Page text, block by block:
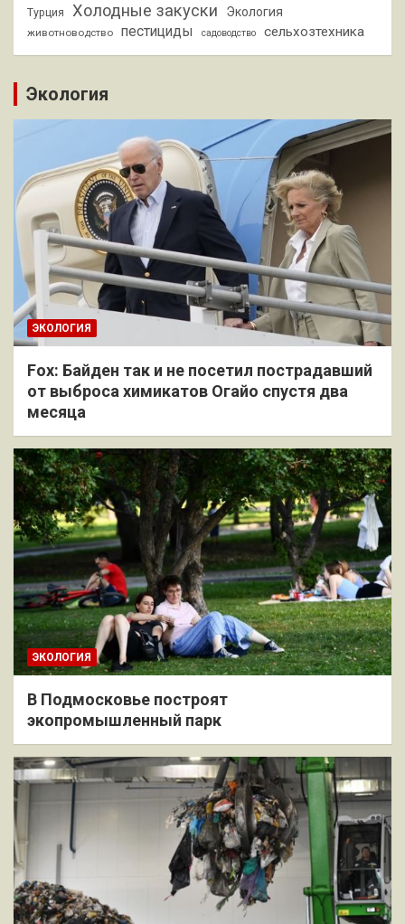
Турция Холодные закуски Экология
животноводство пестициды садоводство сельхозтехника
Экология
ЭКОЛОГИЯ
Fox: Байден так и не посетил пострадавший
от выброса химикатов Огайо спустя два
месяца
ЭКОЛОГИЯ
В Подмосковье построят
экопромышленный парк